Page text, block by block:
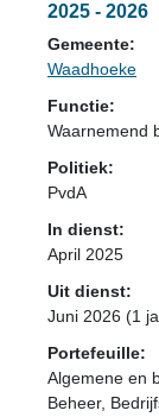
2025 - 2026
Gemeente:
Waadhoeke
Functie:
Waarnemend
Politiek:
PvdA
In dienst:
April 2025
Uit dienst:
Juni 2026 (1
Portefeuille:
Algemene en
Beheer,